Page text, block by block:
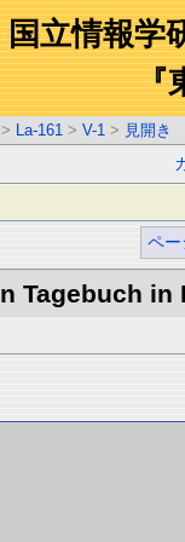
国立情報学
『
> La-161 > V-1 > 見開き
ペー
Tagebuch in